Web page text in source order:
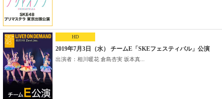
HD
2019年7月3日（水） チームE「SKEフェスティバル」公演
出演者：相川暖花 倉島杏実 坂本真...